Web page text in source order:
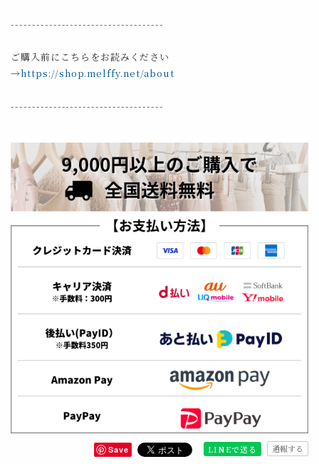
------------------------------------
ご購入前にこちらをお読みください
→https://shop.melffy.net/about
------------------------------------
Save LINEで送る 通報する